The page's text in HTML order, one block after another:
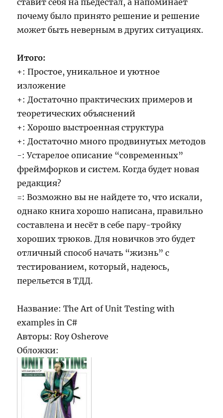
ставит себя на пьедестал, а напоминает
почему было принято решение и решение
может быть неверным в других ситуациях.
Итого:
+: Простое, уникальное и уютное
изложение
+: Достаточно практических примеров и
теоретических объяснений
+: Хорошо выстроенная структура
+: Достаточно много продвинутых методов
-: Устарелое описание “современных”
фреймфорков и систем. Когда будет новая
редакция?
=: Возможно вы не найдете то, что искали,
однако книга хорошо написана, правильно
составлена и несёт в себе пару-тройку
хороших трюков. Для новичков это будет
отличный способ начать “жизнь” с
тестированием, который, надеюсь,
перельется в ТДД.
Название: The Art of Unit Testing with
examples in C#
Авторы: Roy Osherove
Обложки: